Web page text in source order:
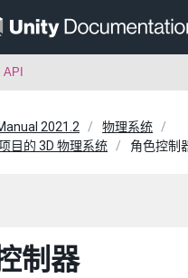
2021.2
物理系统
目的 3D 物理系统
角色控制
制器